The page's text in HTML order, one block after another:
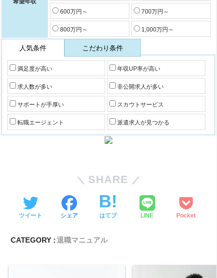
希望年収
600万円～ 700万円～
800万円～ 1,000万円～
人気条件 こだわり条件
満足度が高い 年収UP率が高い
求人数が多い 非公開求人が多い
サポートが手厚い スカウトサービス
転職エージェント 派遣求人が見つかる
SHARE
ツイート シェア はてブ LINE Pocket
CATEGORY :退職マニュアル